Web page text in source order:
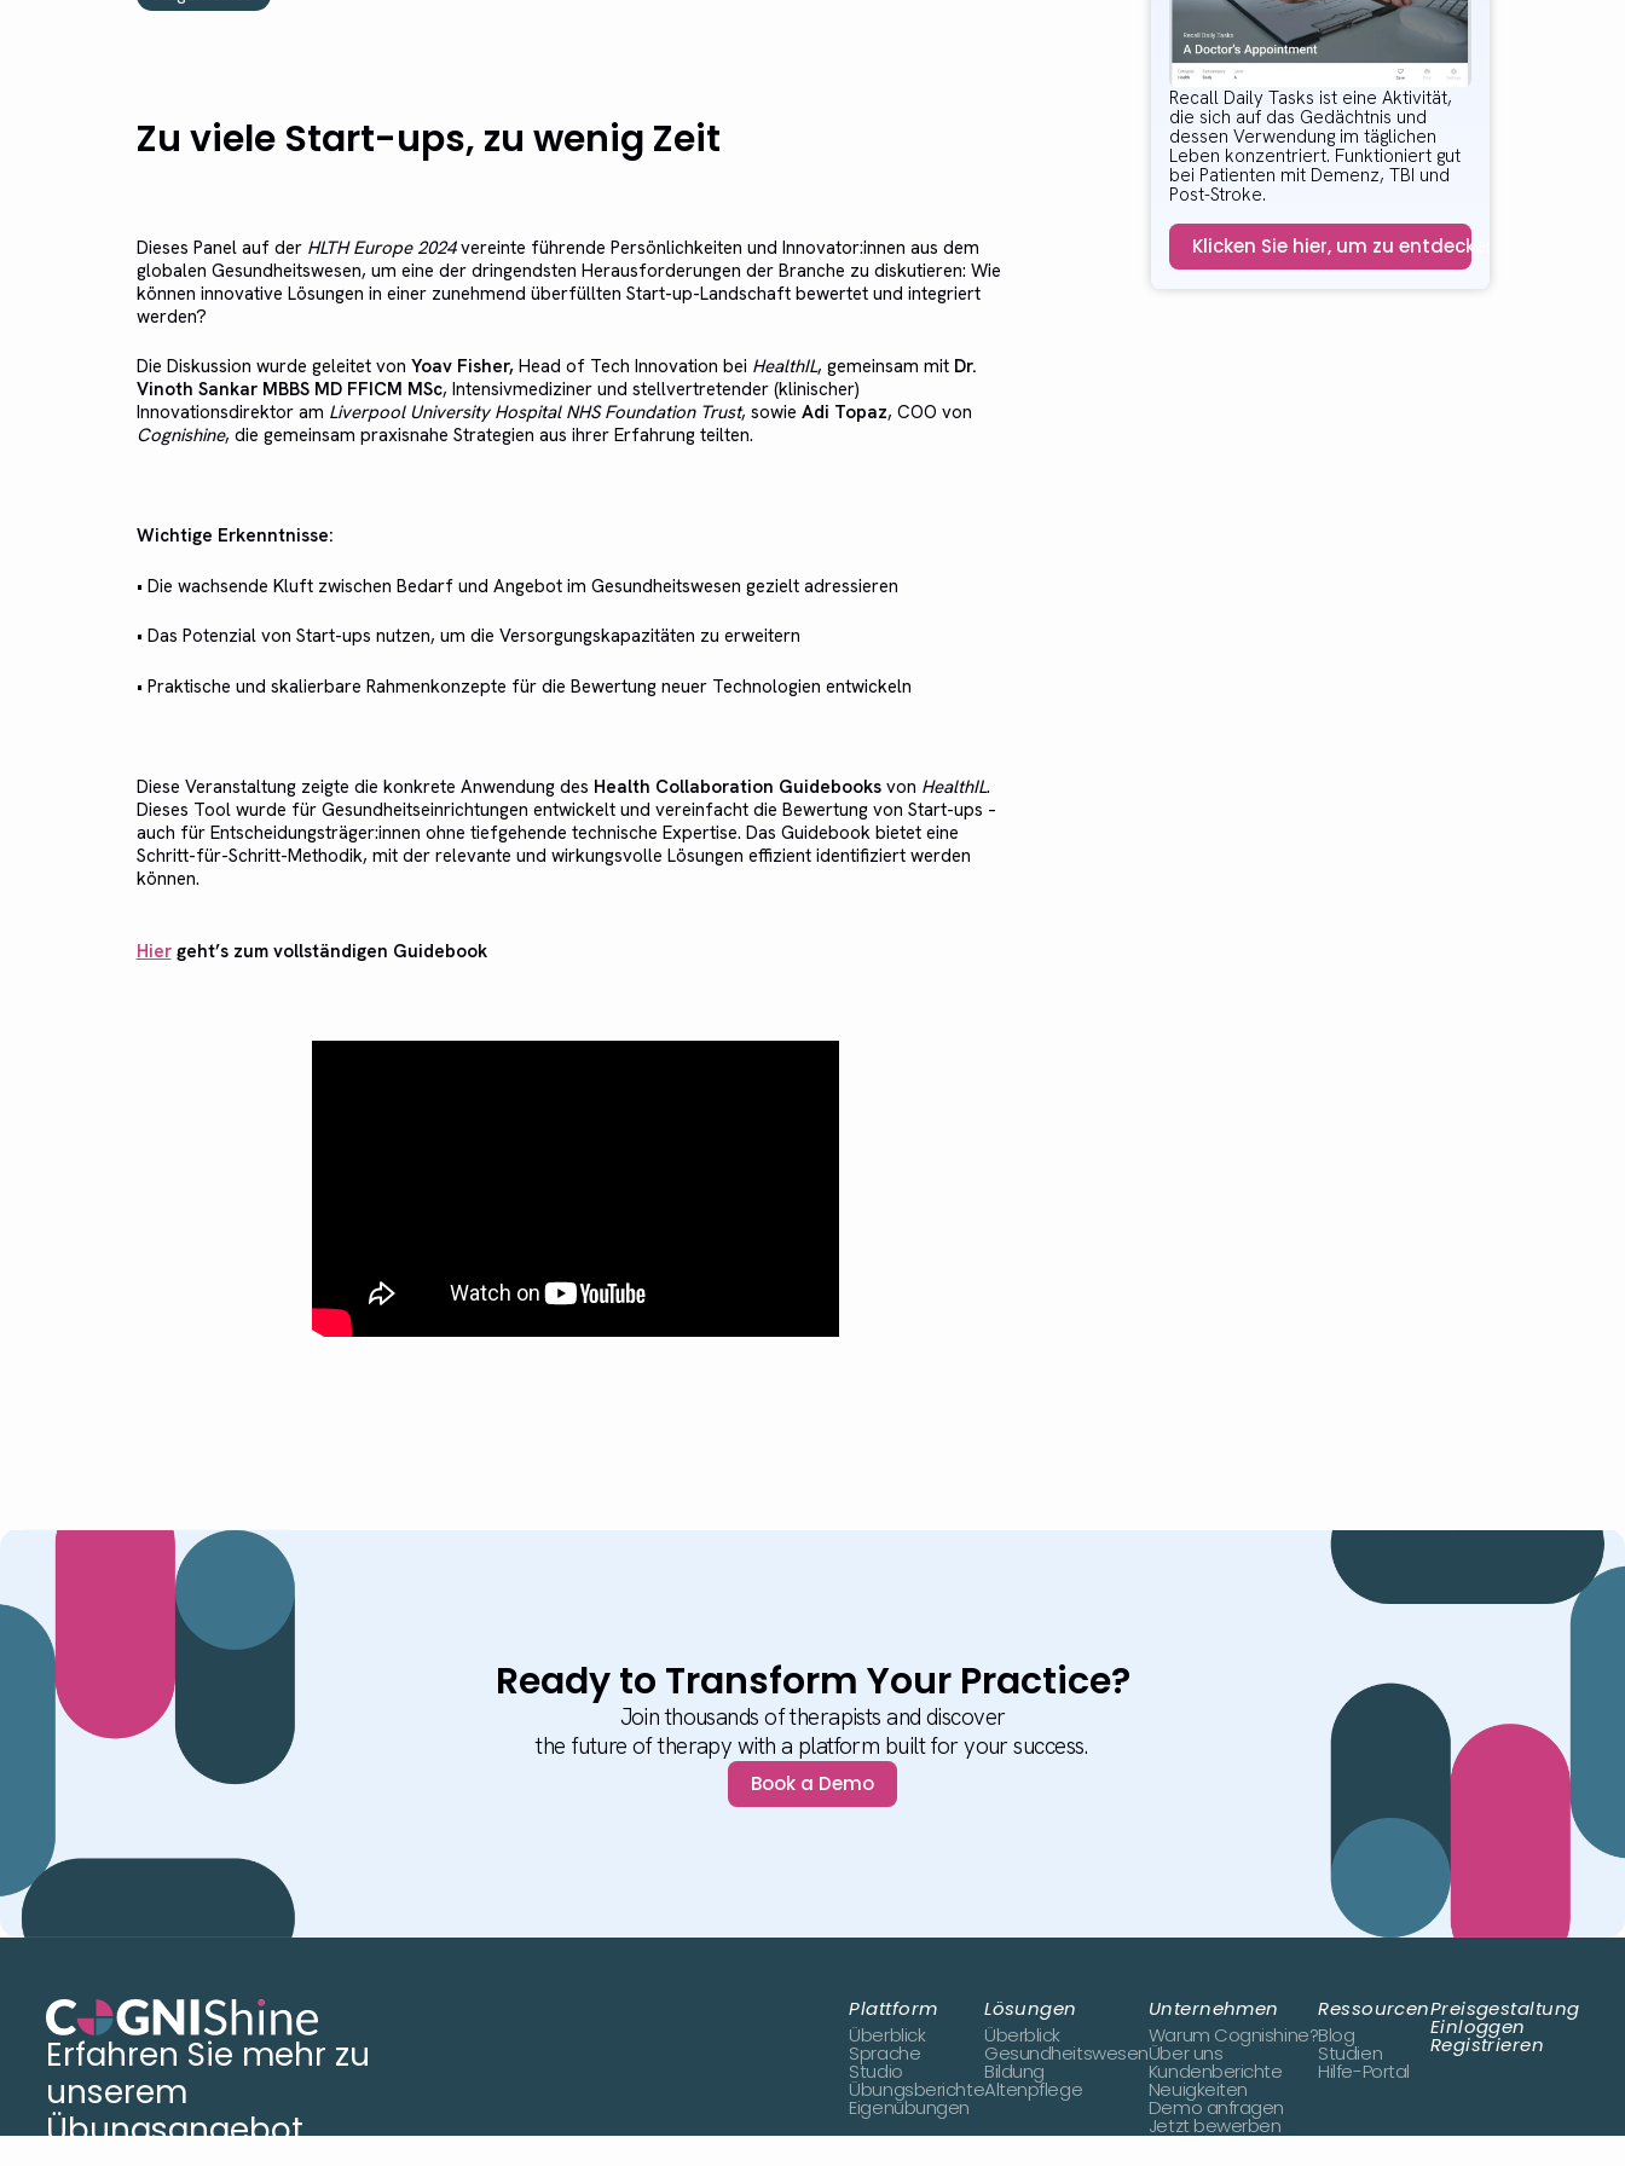
Zu viele Start-ups, zu wenig Zeit
Dieses Panel auf der HLTH Europe 2024vereinte führende Persönlichkeiten und Innovator:innen aus dem
globalen Gesundheitswesen, um eine der dringendsten Herausforderungen der Branche zu diskutieren: Wie
können innovative Lösungen in einer zunehmend überfüllten Start-up-Landschaft bewertet und integriert
werden?
Die Diskussion wurde geleitet von Yoav Fisher,Head of Tech Innovation bei HealthIL, gemeinsam mitDr.
Vinoth Sankar MBBS MD FFICM MSc, Intensivmediziner und stellvertretender (klinischer)
Innovationsdirektor am Liverpool University Hospital NHS Foundation Trust, sowie Adi Topaz, COO von
Cognishine, die gemeinsam praxisnahe Strategien aus ihrer Erfahrung teilten.
Wichtige Erkenntnisse:
• Die wachsende Kluft zwischen Bedarf und Angebot im Gesundheitswesen gezielt adressieren
• Das Potenzial von Start-ups nutzen, um die Versorgungskapazitäten zu erweitern
• Praktische und skalierbare Rahmenkonzepte für die Bewertung neuer Technologien entwickeln
Diese Veranstaltung zeigte die konkrete Anwendung des Health Collaboration Guidebooksvon HealthIL.
Dieses Tool wurde für Gesundheitseinrichtungen entwickelt und vereinfacht die Bewertung von Start-ups –
auch für Entscheidungsträger:innen ohne tiefgehende technische Expertise. Das Guidebook bietet eine
Schritt-für-Schritt-Methodik, mit der relevante und wirkungsvolle Lösungen effizient identifiziert werden
können.
Hiergeht’s zum vollständigen Guidebook
Recall Daily Tasks ist eine Aktivität,
die sich auf das Gedächtnis und
dessen Verwendung im täglichen
Leben konzentriert. Funktioniert gut
bei Patienten mit Demenz, TBI und
Post-Stroke.
Klicken Sie hier, um zu entdecken!
Ready to Transform Your Practice?
Join thousands of therapists and discover
the future of therapy with a platform built for your success.
Book a Demo
Erfahren Sie mehr zu
unserem
Übungsangebot
Plattform
Überblick
Sprache
Studio
Übungsberichte
Eigenübungen
Lösungen
Überblick
Gesundheitswesen
Bildung
Altenpflege
Unternehmen
Warum Cognishine?
Über uns
Kundenberichte
Neuigkeiten
Demo anfragen
Jetzt bewerben
Kontakt
Ressourcen
Blog
Studien
Hilfe-Portal
Preisgestaltung
Einloggen
Registrieren